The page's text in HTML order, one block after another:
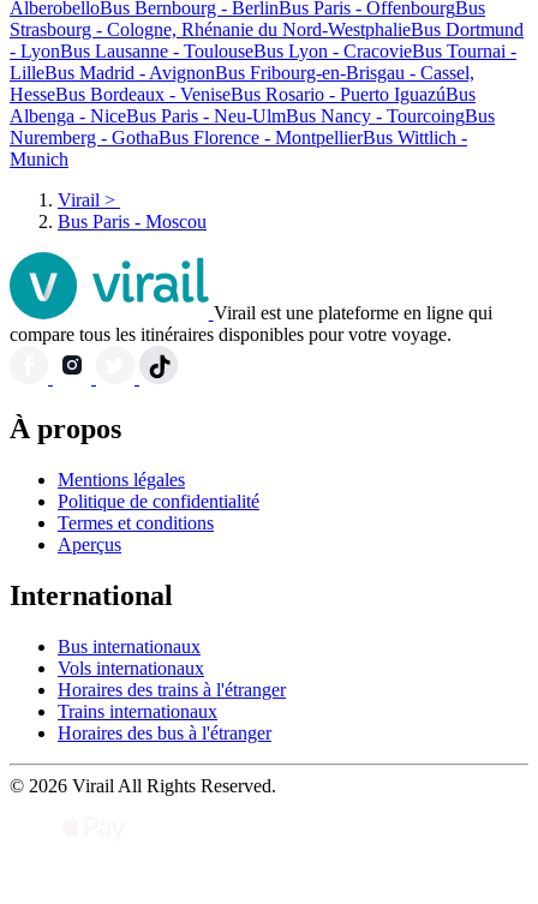
AlberobelloBus Bernbourg - BerlinBus Paris - OffenbourgBus
Strasbourg - Cologne, Rhénanie du Nord-WestphalieBus Dortmund
- LyonBus Lausanne - ToulouseBus Lyon - CracovieBus Tournai -
LilleBus Madrid - AvignonBus Fribourg-en-Brisgau - Cassel,
HesseBus Bordeaux - VeniseBus Rosario - Puerto IguazúBus
Albenga - NiceBus Paris - Neu-UlmBus Nancy - TourcoingBus
Nuremberg - GothaBus Florence - MontpellierBus Wittlich -
Munich
Virail >
Bus Paris - Moscou
Virail est une plateforme en ligne qui
compare tous les itinéraires disponibles pour votre voyage.
À propos
Mentions légales
Politique de confidentialité
Termes et conditions
Aperçus
International
Bus internationaux
Vols internationaux
Horaires des trains à l'étranger
Trains internationaux
Horaires des bus à l'étranger
© 2026 Virail All Rights Reserved.